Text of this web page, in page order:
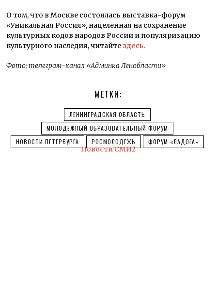
О том, что в Москве состоялась выставка-форум
«Уникальная Россия», нацеленная на сохранение
культурных кодов народов России и популяризацию
культурного наследия, читайте здесь.
Фото: телеграм-канал «Админка Ленобласти»
МЕТКИ:
ЛЕНИНГРАДСКАЯ ОБЛАСТЬ
МОЛОДЁЖНЫЙ ОБРАЗОВАТЕЛЬНЫЙ ФОРУМ
НОВОСТИ ПЕТЕРБУРГА
РОСМОЛОДЕЖЬ ФОРУМ «ЛАДОГА»
Новости СМИ2